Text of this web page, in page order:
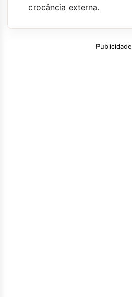
crocância externa.
Publicidade